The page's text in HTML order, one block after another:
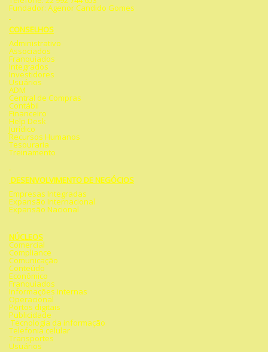
Fundador: Agenor Candido Gomes
CONSELHOS
Administrativo
Associados
Franquiados
Integrados
Investidores
Usuários
ADM
Central de Compras
Contábil
Financeiro
Help Desk
Jurídico
Recursos Humanos
Tesouraria
Treinamento
DESENVOLVIMENTO DE NEGÓCIOS
Empresas Integradas
Expansão Internacional
Expansão Nacional
NÚCLEOS
Comercial
Compliance
Comunicação
Conteúdo
Econômico
Franquiados
Informações internas
Operacional
Portos digitais
Publicidade
Tecnologia da informação
Telefonia celular
Transportes
Usuários